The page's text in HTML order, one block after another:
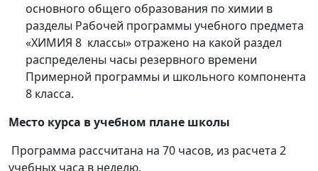
основного общего образования по химии в
разделы Рабочей программы учебного предмета
«ХИМИЯ 8 классы» отражено на какой раздел
распределены часы резервного времени
Примерной программы и школьного компонента
8 класса.
Место курса в учебном плане школы
Программа рассчитана на 70 часов, из расчета 2
учебных часа в неделю.